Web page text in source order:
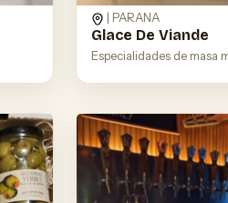
| PARANA
Glace De Viande
Especialidades de masa